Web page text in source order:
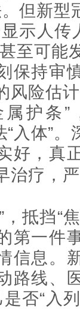
但新
示人传
至可能
保持审
风险估
护条”
“入体”
好，真
治疗，
抵挡“焦
第一件
信息。
路线、
否“入